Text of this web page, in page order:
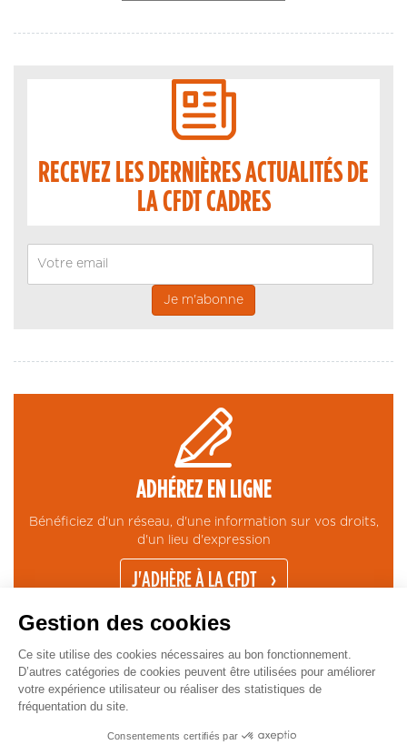
RECEVEZ LES DERNIÈRES ACTUALITÉS DE
LA CFDT CADRES
ADHÉREZ EN LIGNE
Bénéficiez d'un réseau, d'une information sur vos droits,
d'un lieu d'expression
J'ADHÈRE À LA CFDT
Copyright © CFDT Cadres - 2026
CONTACT MENTIONS LÉGALES
Gestion des cookies
Ce site utilise des cookies nécessaires au bon fonctionnement.
D’autres catégories de cookies peuvent être utilisées pour améliorer
votre expérience utilisateur ou réaliser des statistiques de
fréquentation du site.
Consentements certifiés par